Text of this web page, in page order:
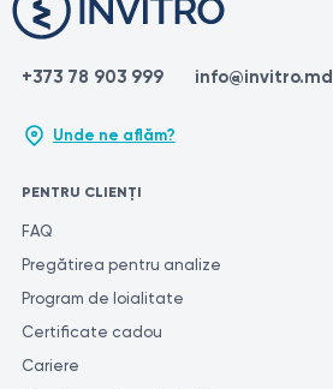
+373 78 903 999 info@invitro.md
Unde ne aflăm?
PENTRU CLIENȚI
FAQ
Pregătirea pentru analize
Program de loialitate
Certificate cadou
Cariere